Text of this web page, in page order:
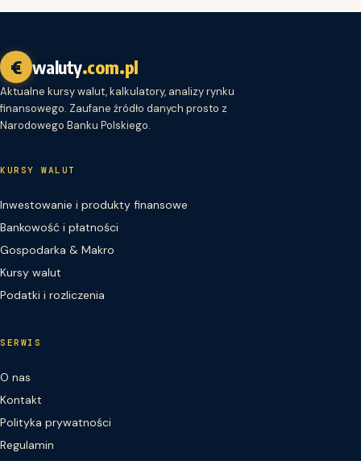
€ waluty.com.pl
Aktualne kursy walut, kalkulatory, analizy rynku
finansowego. Zaufane źródło danych prosto z
Narodowego Banku Polskiego.
KURSY WALUT
Inwestowanie i produkty finansowe
Bankowość i płatności
Gospodarka & Makro
Kursy walut
Podatki i rozliczenia
SERWIS
O nas
Kontakt
Polityka prywatności
Regulamin